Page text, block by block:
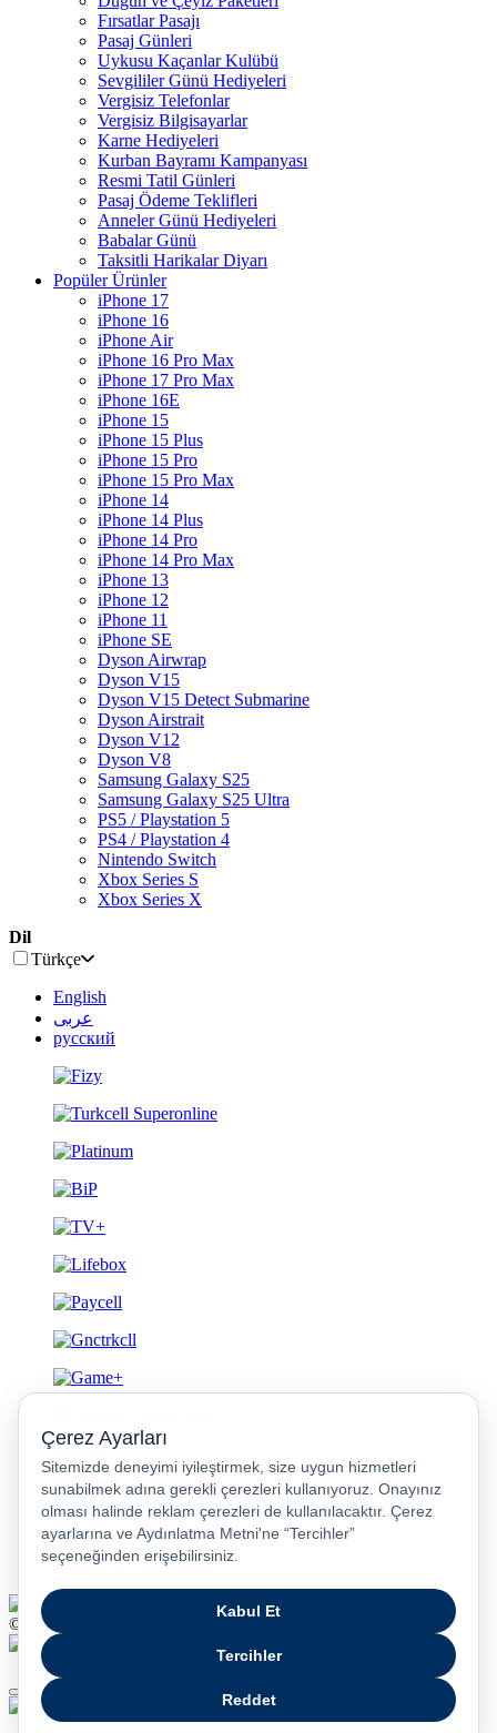
Fırsatlar Pasajı
Pasaj Günleri
Uykusu Kaçanlar Kulübü
Sevgililer Günü Hediyeleri
Vergisiz Telefonlar
Vergisiz Bilgisayarlar
Karne Hediyeleri
Kurban Bayramı Kampanyası
Resmi Tatil Günleri
Pasaj Ödeme Teklifleri
Anneler Günü Hediyeleri
Babalar Günü
Taksitli Harikalar Diyarı
Popüler Ürünler
iPhone 17
iPhone 16
iPhone Air
iPhone 16 Pro Max
iPhone 17 Pro Max
iPhone 16E
iPhone 15
iPhone 15 Plus
iPhone 15 Pro
iPhone 15 Pro Max
iPhone 14
iPhone 14 Plus
iPhone 14 Pro
iPhone 14 Pro Max
iPhone 13
iPhone 12
iPhone 11
iPhone SE
Dyson Airwrap
Dyson V15
Dyson V15 Detect Submarine
Dyson Airstrait
Dyson V12
Dyson V8
Samsung Galaxy S25
Samsung Galaxy S25 Ultra
PS5 / Playstation 5
PS4 / Playstation 4
Nintendo Switch
Xbox Series S
Xbox Series X
Dil
Türkçe
English
عربى
русский
Gizlilik ve Güvenlik
© 2026 Turkcell